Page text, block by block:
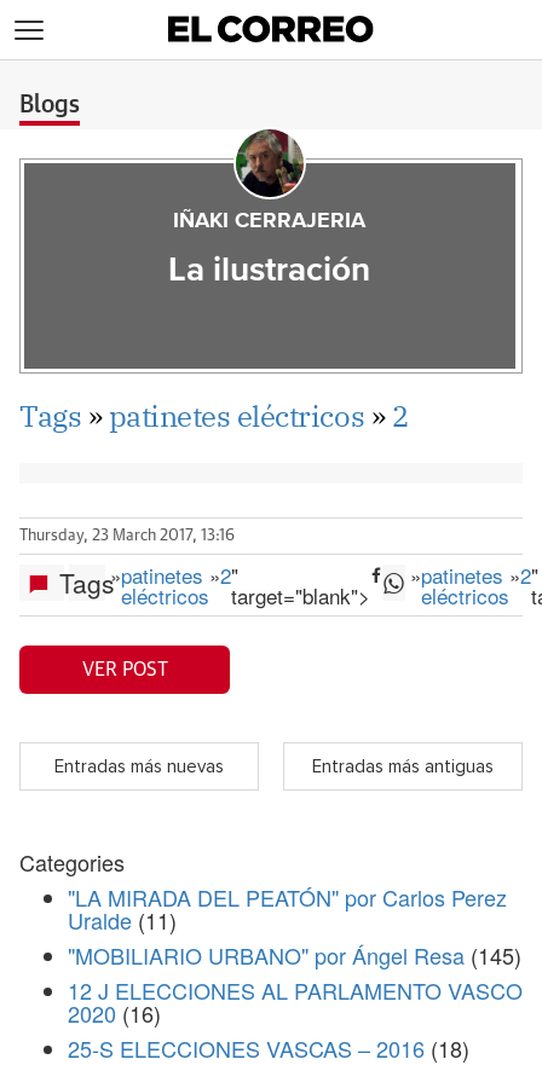
Blogs
IÑAKI CERRAJERIA
La ilustración
Tags »patinetes eléctricos »2
Thursday, 23 March 2017, 13:16
Tags»patinetes
eléctricos
»2"
target="blank">
»patinetes
eléctricos
»2"
VER POST
Entradas más nuevas Entradas más antiguas
Categories
"LA MIRADA DEL PEATÓN" por Carlos Perez
Uralde (11)
"MOBILIARIO URBANO" por Ángel Resa (145)
12 J ELECCIONES AL PARLAMENTO VASCO
2020 (16)
25-S ELECCIONES VASCAS – 2016 (18)